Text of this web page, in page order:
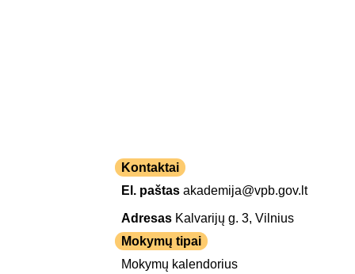
Kontaktai
El. paštasakademija@vpb.gov.lt
Adresas Kalvarijų g. 3, Vilnius
Mokymų tipai
Mokymų kalendorius